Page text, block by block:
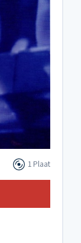
1 Plaat